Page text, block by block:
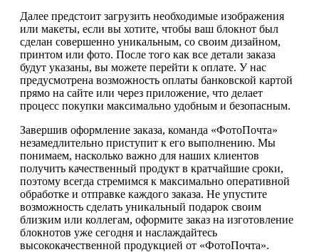
Далее предстоит загрузить необходимые изображения
или макеты, если вы хотите, чтобы ваш блокнот был
сделан совершенно уникальным, со своим дизайном,
принтом или фото. После того как все детали заказа
будут указаны, вы можете перейти к оплате. У нас
предусмотрена возможность оплаты банковской картой
прямо на сайте или через приложение, что делает
процесс покупки максимально удобным и безопасным.
Завершив оформление заказа, команда «ФотоПочта»
незамедлительно приступит к его выполнению. Мы
понимаем, насколько важно для наших клиентов
получить качественный продукт в кратчайшие сроки,
поэтому всегда стремимся к максимально оперативной
обработке и отправке каждого заказа. Не упустите
возможность сделать уникальный подарок своим
близким или коллегам, оформите заказ на изготовление
блокнотов уже сегодня и наслаждайтесь
высококачественной продукцией от «ФотоПочта».